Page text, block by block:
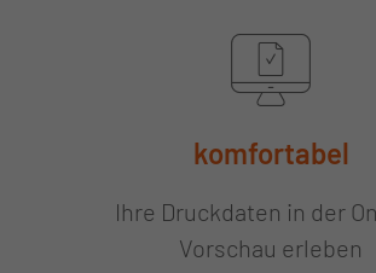
komfortabel
Ihre Druckdaten in der
Vorschau erleben